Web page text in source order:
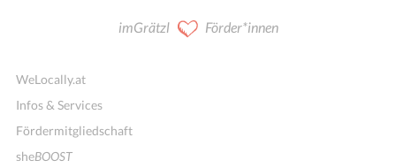
imGrätzl Förder*innen
WeLocally.at
Infos & Services
Fördermitgliedschaft
sheBOOST